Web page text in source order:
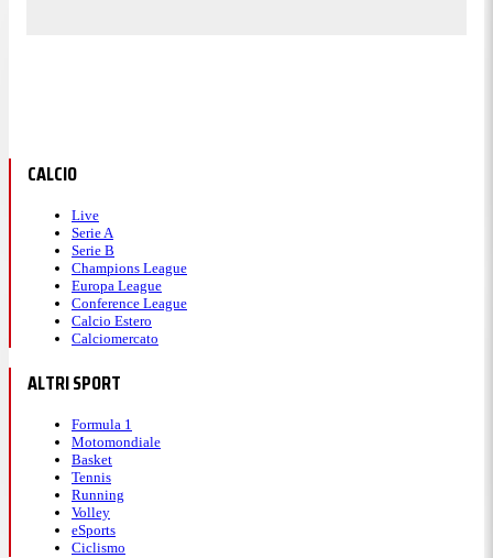
CALCIO
Live
Serie A
Serie B
Champions League
Europa League
Conference League
Calcio Estero
Calciomercato
ALTRI SPORT
Formula 1
Motomondiale
Basket
Tennis
Running
Volley
eSports
Ciclismo